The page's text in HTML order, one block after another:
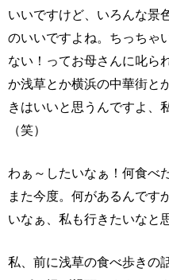
いいですけど、いろんな景
のいいですよね。ちっちゃ
ない！ってお母さんに叱ら
か浅草とか横浜の中華街と
きはいいと思うんですよ、
（笑）
わぁ～したいなぁ！何食べ
また今度。何があるんです
いなぁ、私も行きたいなと
私、前に浅草の食べ歩きの